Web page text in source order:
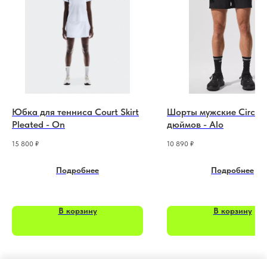
Юбка для тенниса Court Skirt
Pleated - On
15 800 ₽
Подробнее
В корзину
Шорты мужские
дюймов - Alo
10 890 ₽
Подробнее
В корзину